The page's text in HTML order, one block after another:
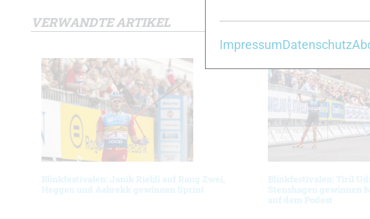
VERWANDTE ARTIKEL
Blinkfestivalen: Janik Riebli auf Rang Zwei,
Heggen und Aabrekk gewinnen Sprint
Blinkfestivalen: Tiril
Stenshagen gewinnen
auf dem Podest
ImpressumDatenschutz